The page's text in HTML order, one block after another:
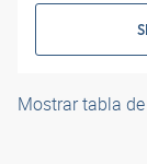
Mostrar tabla